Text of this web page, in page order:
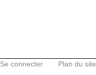
Se connecter Plan du site